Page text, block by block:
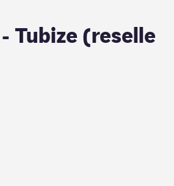
Tubize (reselle